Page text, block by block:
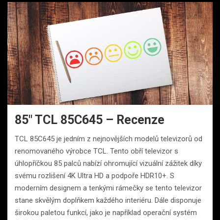
85″ TCL 85C645 – Recenze
TCL 85C645 je jedním z nejnovějších modelů televizorů od
renomovaného výrobce TCL. Tento obří televizor s
úhlopříčkou 85 palců nabízí ohromující vizuální zážitek díky
svému rozlišení 4K Ultra HD a podpoře HDR10+. S
moderním designem a tenkými rámečky se tento televizor
stane skvělým doplňkem každého interiéru. Dále disponuje
širokou paletou funkcí, jako je například operační systém